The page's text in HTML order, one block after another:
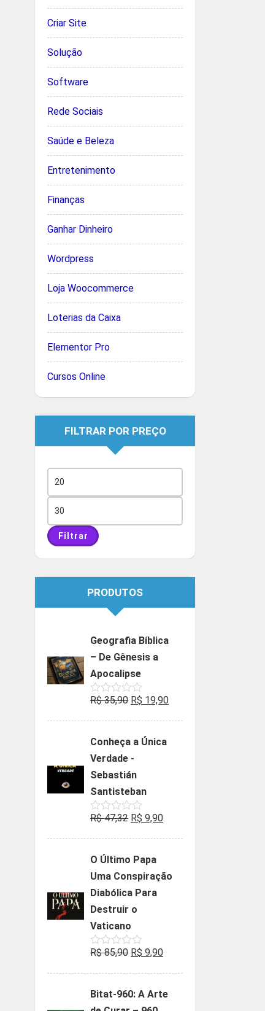
Criar Site
Solução
Software
Rede Sociais
Saúde e Beleza
Entretenimento
Finanças
Ganhar Dinheiro
Wordpress
Loja Woocommerce
Loterias da Caixa
Elementor Pro
Cursos Online
FILTRAR POR PREÇO
mínimo
máximo
Filtrar
PRODUTOS
Geografia Bíblica
– De Gênesis a
Apocalipse
Avaliação
de
R$35,90 O
era:
R$ 19,90O
Conheça a Única
Verdade -
Sebastián
Santisteban
Avaliação
de
R$47,32 O
era:
R$ 47,32.
R$ 9,90O
R$ 9,90.
O Último Papa
Uma Conspiração
Diabólica Para
Destruir o
Vaticano
Avaliação
de
R$85,90 O
era:
R$ 9,90O
é:
Bitat-960: A Arte